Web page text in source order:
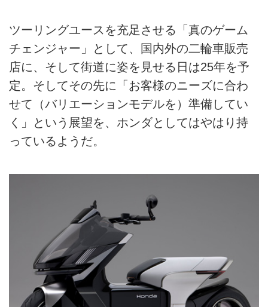
ツーリングユースを充足させる「真のゲーム
チェンジャー」として、国内外の二輪車販売
店に、そして街道に姿を見せる日は25年を予
定。そしてその先に「お客様のニーズに合わ
せて（バリエーションモデルを）準備してい
く」という展望を、ホンダとしてはやはり持
っているようだ。